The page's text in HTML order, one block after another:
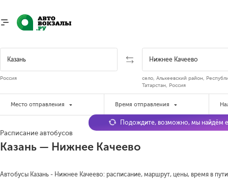
Россия
село, Алькеевский район,
Татарстан, Россия
Место отправления Время отправления
Расписание автобусов
Казань — Нижнее Качеево
Автобусы Казань - Нижнее Качеево: расписание, маршрут, цены, время в
Подождите, возможно, мы найдём